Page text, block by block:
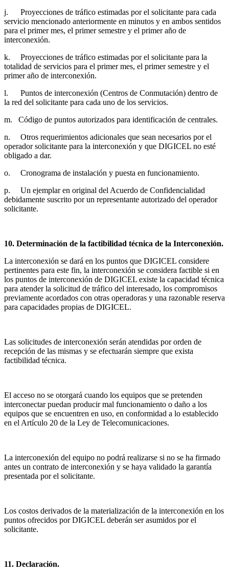
j. Proyecciones de tráfico estimadas por el solicitante para cada
servicio mencionado anteriormente en minutos y en ambos sentidos
para el primer mes, el primer semestre y el primer año de
interconexión.
k. Proyecciones de tráfico estimadas por el solicitante para la
totalidad de servicios para el primer mes, el primer semestre y el
primer año de interconexión.
l. Puntos de interconexión (Centros de Conmutación) dentro de
la red del solicitante para cada uno de los servicios.
m. Código de puntos autorizados para identificación de centrales.
n. Otros requerimientos adicionales que sean necesarios por el
operador solicitante para la interconexión y que DIGICEL no esté
obligado a dar.
o. Cronograma de instalación y puesta en funcionamiento.
p. Un ejemplar en original del Acuerdo de Confidencialidad
debidamente suscrito por un representante autorizado del operador
solicitante.
10. Determinación de la factibilidad técnica de la Interconexión.
La interconexión se dará en los puntos que DIGICEL considere
pertinentes para este fin, la interconexión se considera factible si en
los puntos de interconexión de DIGICEL existe la capacidad técnica
para atender la solicitud de tráfico del interesado, los compromisos
previamente acordados con otras operadoras y una razonable reserva
para capacidades propias de DIGICEL.
Las solicitudes de interconexión serán atendidas por orden de
recepción de las mismas y se efectuarán siempre que exista
factibilidad técnica.
El acceso no se otorgará cuando los equipos que se pretenden
interconectar puedan producir mal funcionamiento o daño a los
equipos que se encuentren en uso, en conformidad a lo establecido
en el Artículo 20 de la Ley de Telecomunicaciones.
La interconexión del equipo no podrá realizarse si no se ha firmado
antes un contrato de interconexión y se haya validado la garantía
presentada por el solicitante.
Los costos derivados de la materialización de la interconexión en los
puntos ofrecidos por DIGICEL deberán ser asumidos por el
solicitante.
11. Declaración.